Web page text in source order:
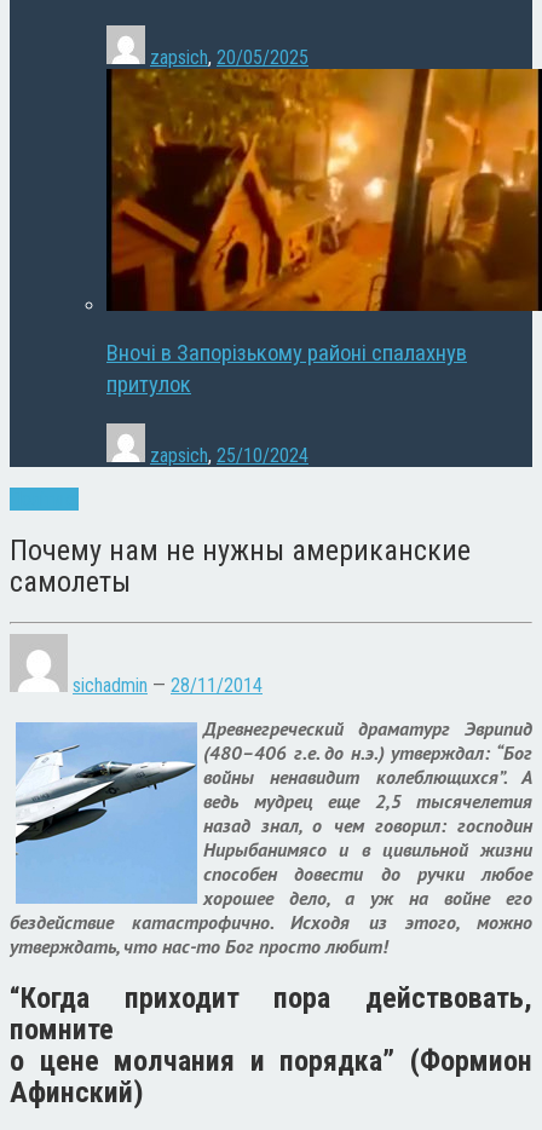
zapsich, 20/05/2025
Вночі в Запорізькому районі спалахнув
притулок
zapsich, 25/10/2024
Почему нам не нужны американские
самолеты
sichadmin — 28/11/2014
Древнегреческий драматург Эврипид
(480–406 г.е. до н.э.) утверждал: “Бог
войны ненавидит колеблющихся”. А
ведь мудрец еще 2,5 тысячелетия
назад знал, о чем говорил: господин
Нирыбанимясо и в цивильной жизни
способен довести до ручки любое
хорошее дело, а уж на войне его
бездействие катастрофично. Исходя из этого, можно
утверждать, что нас-то Бог просто любит!
“Когда приходит пора действовать,
помните
о цене молчания и порядка” (Формион
Афинский)